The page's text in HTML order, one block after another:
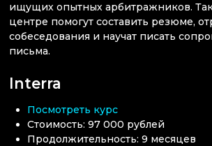
ищущих опытных арбитражников.
центре помогут составить резюме,
собеседования и научат писать
письма.
Interra
Посмотреть курс
Стоимость: 97 000 рублей
Продолжительность: 9 месяцев